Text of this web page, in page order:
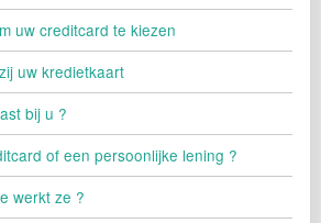
uw creditcard te kiezen
uw kredietkaart
bij u ?
of een persoonlijke lening ?
werkt ze ?